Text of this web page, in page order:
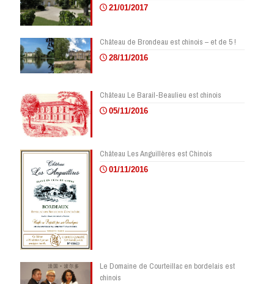
21/01/2017
Château de Brondeau est chinois – et de 5 !
28/11/2016
Château Le Barail-Beaulieu est chinois
05/11/2016
Château Les Anguillères est Chinois
01/11/2016
Le Domaine de Courteillac en bordelais est
chinois